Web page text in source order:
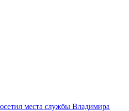
места службы Владимира